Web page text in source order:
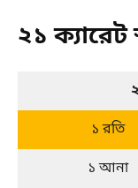
২১ ক্যারেট
১ রতি
১ আনা